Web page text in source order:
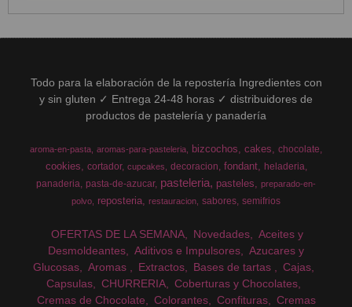
Todo para la elaboración de la repostería Ingredientes con
y sin gluten ✓ Entrega 24-48 horas ✓ distribuidores de
productos de pastelería y panadería
aroma-en-pasta aromas-para-pasteleria bizcochos cakes chocolate
cookies cortador cupcakes decoracion fondant
heladeria
panaderia pasta-de-azucar pasteleria pasteles
preparado-en-
polvo
reposteria restauracion sabores semifrios
OFERTAS DE LA SEMANA Novedades
Aceites y
Desmoldeantes
Aditivos e Impulsores
Azucares y
Glucosas
Aromas Extractos Bases de tartas
Cajas
Capsulas
CHURRERIA
Coberturas y Chocolates
Cremas de Chocolate
Colorantes Confituras
Cremas